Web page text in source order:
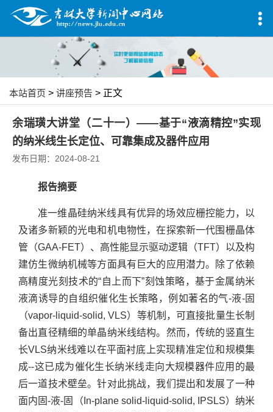
本站首页 > 讲座预告 > 正文
余瑞璜大讲堂（二十一）——基于“液滴精控”实现
的纳米线生长定位、可靠集成及器件应用
发布日期：2024-08-21
报告摘要
准一维晶硅纳米线具有优异的场效应栅控能力，以
及诸多新颖的光电和机电物性，在探索新一代围栅晶体
管（GAA-FET）、高性能显示驱动逻辑（TFT）以及构
建仿生微纳机械等方面具有巨大的应用潜力。除了依赖
高精度光刻技术的“自上而下”刻蚀策略，基于金属纳米
液滴诱导的自组织催化生长策略，例如著名的气-液-固
（vapor-liquid-solid, VLS）等机制，可直接批量生长制
备出直径精细的单晶纳米线结构。然而，传统的竖直生
长VLS纳米线难以在平面衬底上实现精准定位和规模集
成--这已成为催化生长纳米线走向大规模器件应用的最
后一道技术壁垒。针对此挑战，我们提出和发展了一种
面内固-液-固（In-plane solid-liquid-solid, IPSLS）纳米